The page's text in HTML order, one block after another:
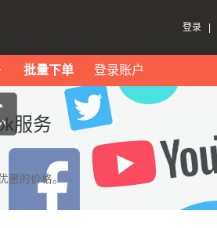
登录
批量下单 登录账户
服务
惠的价格。